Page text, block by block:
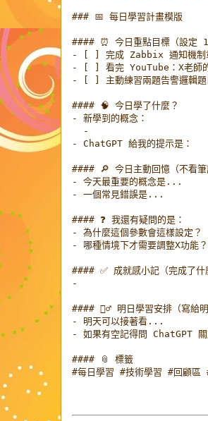
### 📅 每日學習計畫模版
#### ⏰ 今日重點目標（設定 1
- [ ] 完成 Zabbix 通知機制
- [ ] 看完 YouTube：X老師
- [ ] 主動練習兩題告警邏輯題
#### 🧠 今日學了什麼？
- 新學到的概念：
  -
- ChatGPT 給我的提示是：
#### 🔎 今日主動回憶（不看筆
- 今天最重要的概念是...
- 一個常見錯誤是...
#### ❓ 我還有疑問的是：
- 為什麼這個參數會這樣設定？
- 哪種情境下才需要調整X功能？
#### ✅ 成就感小記（完成了什
-
#### 🧘‍♂️ 明日學習安排（寫給明
- 明天可以接著看...
- 如果有空記得問 ChatGPT
#### 📎 標籤
#每日學習 #技術學習 #回顧區